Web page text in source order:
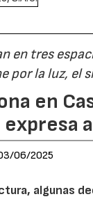
en tres
por la luz, el
en
06/2025
algunas